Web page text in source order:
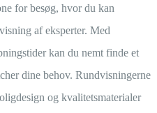
for besøg, hvor du kan
af eksperter. Med
kan du nemt finde et
dine behov. Rundvisningerne
og kvalitetsmaterialer